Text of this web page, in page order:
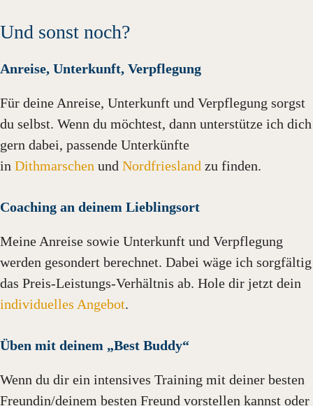
Und sonst noch?
Anreise, Unterkunft, Verpflegung
Für deine Anreise, Unterkunft und Verpflegung sorgst
du selbst. Wenn du möchtest, dann unterstütze ich dich
gern dabei, passende Unterkünfte
in Dithmarschen und Nordfriesland zu finden.
Coaching an deinem Lieblingsort
Meine Anreise sowie Unterkunft und Verpflegung
werden gesondert berechnet. Dabei wäge ich sorgfältig
das Preis-Leistungs-Verhältnis ab. Hole dir jetzt dein
individuelles Angebot.
Üben mit deinem „Best Buddy“
Wenn du dir ein intensives Training mit deiner besten
Freundin/deinem besten Freund vorstellen kannst oder